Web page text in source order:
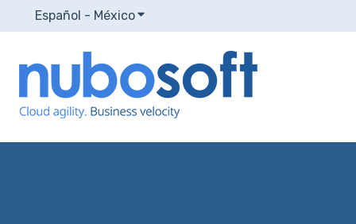
Español - MéxicoTraducciones de Mostrar submenú